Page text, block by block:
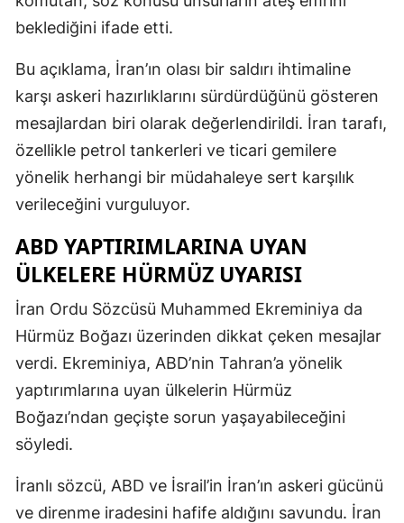
beklediğini ifade etti.
Bu açıklama, İran’ın olası bir saldırı ihtimaline
karşı askeri hazırlıklarını sürdürdüğünü gösteren
mesajlardan biri olarak değerlendirildi. İran tarafı,
özellikle petrol tankerleri ve ticari gemilere
yönelik herhangi bir müdahaleye sert karşılık
verileceğini vurguluyor.
ABD YAPTIRIMLARINA UYAN
ÜLKELERE HÜRMÜZ UYARISI
İran Ordu Sözcüsü Muhammed Ekreminiya da
Hürmüz Boğazı üzerinden dikkat çeken mesajlar
verdi. Ekreminiya, ABD’nin Tahran’a yönelik
yaptırımlarına uyan ülkelerin Hürmüz
Boğazı’ndan geçişte sorun yaşayabileceğini
söyledi.
İranlı sözcü, ABD ve İsrail’in İran’ın askeri gücünü
ve direnme iradesini hafife aldığını savundu. İran